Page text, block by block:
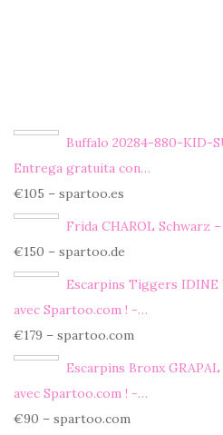
Buffalo 20284-880-KID-
Entrega gratuita con…
€105 – spartoo.es
Frida CHAROL Schwarz
€150 – spartoo.de
Escarpins Tiggers
avec Spartoo.com ! -…
€179 – spartoo.com
Escarpins Bronx
avec Spartoo.com ! -…
€90 – spartoo.com